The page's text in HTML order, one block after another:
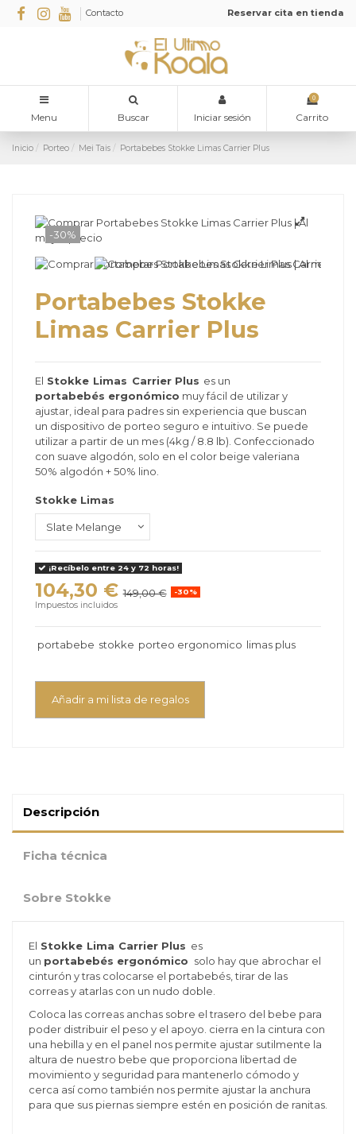
Contacto Reservar cita en tienda
Menu Buscar Iniciar sesión
0
Carrito
Inicio Porteo Mei Tais Portabebes Stokke Limas Carrier Plus
-30%
Portabebes Stokke
Limas Carrier Plus
El Stokke Limas Carrier Plus es un
portabebés ergonómico muy fácil de utilizar y
ajustar, ideal para padres sin experiencia que buscan
un dispositivo de porteo seguro e intuitivo. Se puede
utilizar a partir de un mes (4kg / 8.8 lb). Confeccionado
con suave algodón, solo en el color beige valeriana
50% algodón + 50% lino.
Stokke Limas
¡Recíbelo entre 24 y 72 horas!
104,30 € 149,00 € -30%
Impuestos incluidos
portabebe stokke porteo ergonomico limas plus
Añadir a mi lista de regalos
Descripción
Ficha técnica
Sobre Stokke
El Stokke Lima Carrier Plus es
un portabebés ergonómico solo hay que abrochar el
cinturón y tras colocarse el portabebés, tirar de las
correas y atarlas con un nudo doble.
Coloca las correas anchas sobre el trasero del bebe para
poder distribuir el peso y el apoyo. cierra en la cintura con
una hebilla y en el panel nos permite ajustar sutilmente la
altura de nuestro bebe que proporciona libertad de
movimiento y seguridad para mantenerlo cómodo y
cerca así como también nos permite ajustar la anchura
para que sus piernas siempre estén en posición de ranitas.